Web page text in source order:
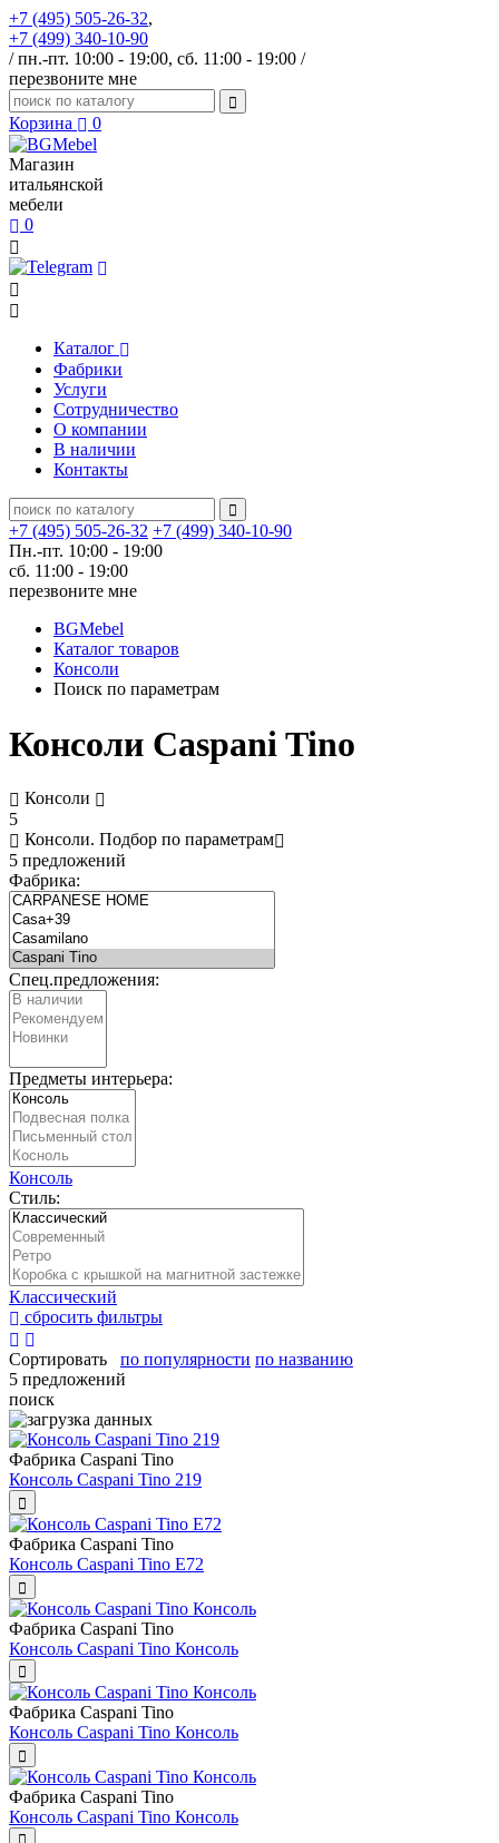
+7 (495) 505-26-32,
+7 (499) 340-10-90
/ пн.-пт. 10:00 - 19:00, сб. 11:00 - 19:00 /
перезвоните мне
Корзина 0
Магазин
итальянской
мебели
0
Каталог
Фабрики
Услуги
Сотрудничество
О компании
В наличии
Контакты
+7 (495) 505-26-32 +7 (499) 340-10-90
Пн.-пт. 10:00 - 19:00
сб. 11:00 - 19:00
перезвоните мне
BGMebel
Каталог товаров
Консоли
Поиск по параметрам
Консоли Caspani Tino
Консоли
5
Консоли. Подбор по параметрам
5 предложений
Фабрика:
Спец.предложения:
Предметы интерьера:
Консоль
Стиль:
Классический
сбросить фильтры
Сортировать по популярности по названию
5 предложений
поиск
Фабрика Caspani Tino
Консоль Caspani Tino 219
Фабрика Caspani Tino
Консоль Caspani Tino E72
Фабрика Caspani Tino
Консоль Caspani Tino Консоль
Фабрика Caspani Tino
Консоль Caspani Tino Консоль
Фабрика Caspani Tino
Консоль Caspani Tino Консоль